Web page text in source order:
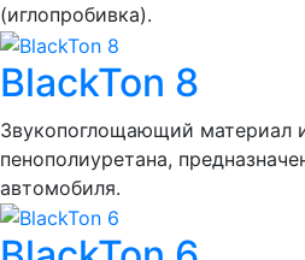
(иглопробивка).
BlackTon 8
Звукопоглощающий материал
пенополиуретана,
автомобиля.